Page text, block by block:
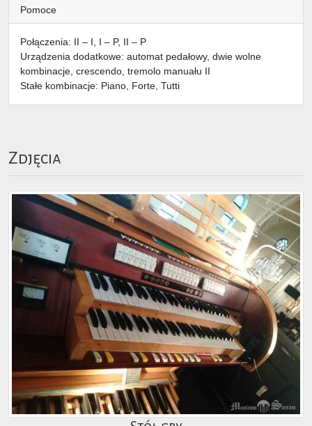
Pomoce
Połączenia: II – I, I – P, II – P
Urządzenia dodatkowe: automat pedałowy, dwie wolne
kombinacje, crescendo, tremolo manuału II
Stałe kombinacje: Piano, Forte, Tutti
Zdjęcia